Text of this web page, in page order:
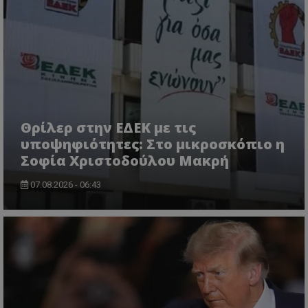
Θρίλερ στην ΕΔΕΚ με τις
υποψηφιότητες: Στο μικροσκόπιο η
Σοφία Χριστοδούλου Μακρή
07.08.2026 - 06:43
VISITOR_PRIVACY_METADATA
YouTube